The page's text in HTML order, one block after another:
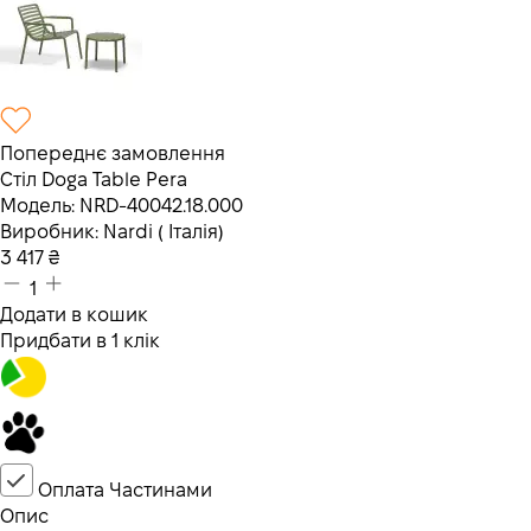
Попереднє замовлення
Стiл Doga Table Pera
Модель: NRD-40042.18.000
Виробник: Nardi ( Італія)
3 417 ₴
1
Додати в кошик
Придбати в 1 клік
Оплата Частинами
Опис